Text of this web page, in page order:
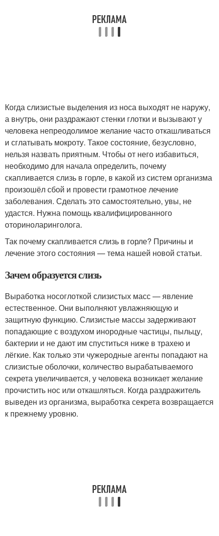
Когда слизистые выделения из носа выходят не наружу,
а внутрь, они раздражают стенки глотки и вызывают у
человека непреодолимое желание часто откашливаться
и сглатывать мокроту. Такое состояние, безусловно,
нельзя назвать приятным. Чтобы от него избавиться,
необходимо для начала определить, почему
скапливается слизь в горле, в какой из систем организма
произошёл сбой и провести грамотное лечение
заболевания. Сделать это самостоятельно, увы, не
удастся. Нужна помощь квалифицированного
оториноларинголога.
Так почему скапливается слизь в горле? Причины и
лечение этого состояния — тема нашей новой статьи.
Зачем образуется слизь
Выработка носоглоткой слизистых масс — явление
естественное. Они выполняют увлажняющую и
защитную функцию. Слизистые массы задерживают
попадающие с воздухом инородные частицы, пыльцу,
бактерии и не дают им спуститься ниже в трахею и
лёгкие. Как только эти чужеродные агенты попадают на
слизистые оболочки, количество вырабатываемого
секрета увеличивается, у человека возникает желание
прочистить нос или откашляться. Когда раздражитель
выведен из организма, выработка секрета возвращается
к прежнему уровню.